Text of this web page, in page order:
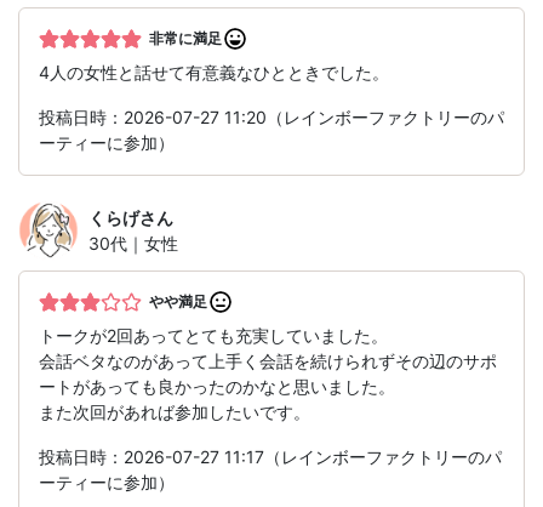
非常に満足
4人の女性と話せて有意義なひとときでした。
投稿日時：2026-07-27 11:20（レインボーファクトリーのパ
ーティーに参加）
くらげさん
30代｜女性
やや満足
トークが2回あってとても充実していました。
会話ベタなのがあって上手く会話を続けられずその辺のサポ
ートがあっても良かったのかなと思いました。
また次回があれば参加したいです。
投稿日時：2026-07-27 11:17（レインボーファクトリーのパ
ーティーに参加）